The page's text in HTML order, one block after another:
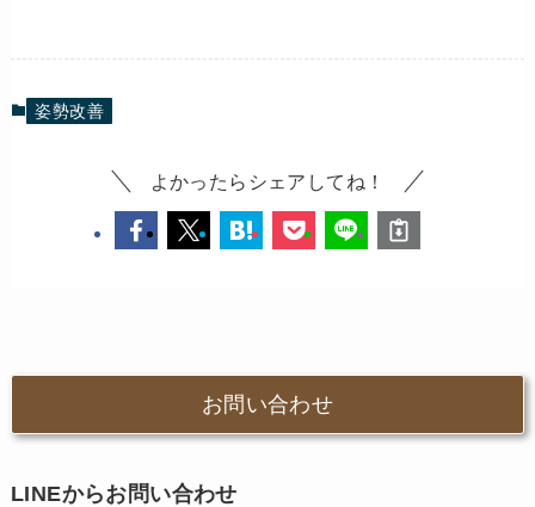
姿勢改善
よかったらシェアしてね！
お問い合わせ
LINEからお問い合わせ